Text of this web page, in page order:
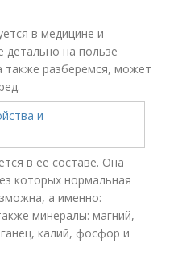
в медицине и
детально на пользе
также разберемся, может
в ее составе. Она
которых нормальная
а именно:
минералы: магний,
калий, фосфор и